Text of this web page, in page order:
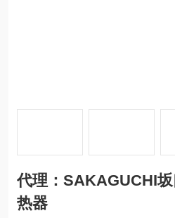
代理：SAKAGUCHI
热器